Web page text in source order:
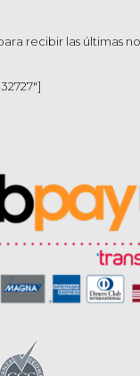
recibir las últimas